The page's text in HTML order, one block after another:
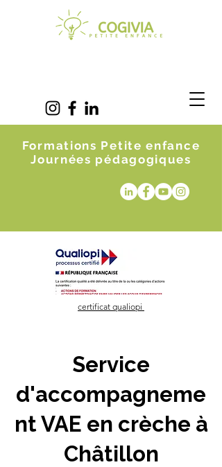
Formations Petite enfance
Journées pédagogiques
certificat qualiopi
Service
d'accompagneme
nt VAE en crèche à
Châtillon